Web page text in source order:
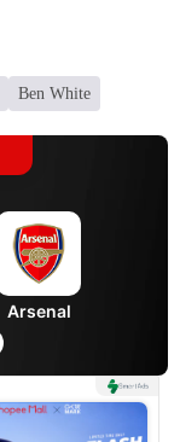
Ben White
Arsenal